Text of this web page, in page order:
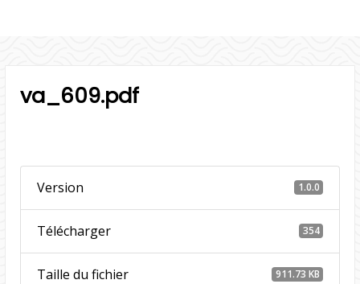
va_609.pdf
Version 1.0.0
Télécharger 354
Taille du fichier 911.73 KB